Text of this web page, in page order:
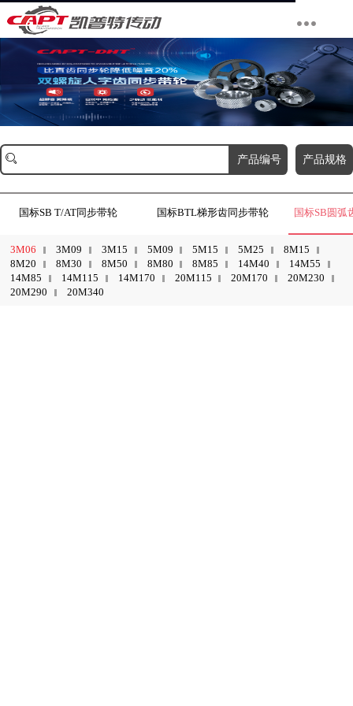
产品编号 产品规格
国标SB T/AT同步带轮 国标BTL梯形齿同步带轮 国标SB圆弧
3M06 3M09 3M15 5M09 5M15 5M25
8M15
8M20
8M30 8M50 8M80 8M85 14M40
14M55
14M85
14M115 14M170 20M115 20M170
20M230
20M290
20M340